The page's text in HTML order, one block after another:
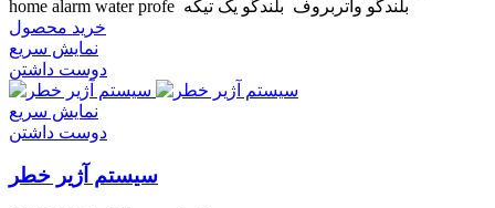
home alarm water profe بلندگو واتربروف بلندگو یک تیکه
خرید محصول
نمایش سریع
دوست داشتن
نمایش سریع
دوست داشتن
سیستم آژیر خطر